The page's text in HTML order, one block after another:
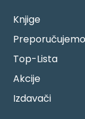
Knjige
Preporučujemo
Top-Lista
Akcije
Izdavači